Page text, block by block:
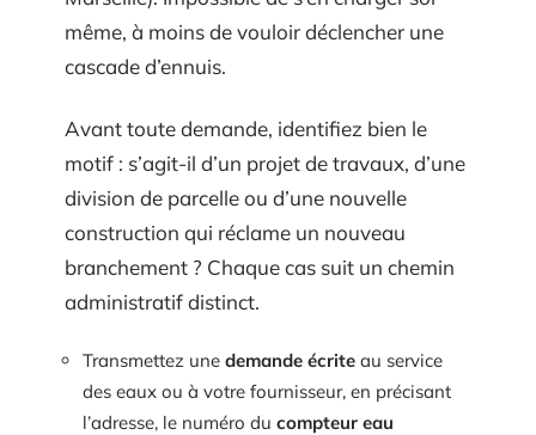
même, à moins de vouloir déclencher une
cascade d’ennuis.
Avant toute demande, identifiez bien le
motif : s’agit-il d’un projet de travaux, d’une
division de parcelle ou d’une nouvelle
construction qui réclame un nouveau
branchement ? Chaque cas suit un chemin
administratif distinct.
Transmettez une demande écrite au service
des eaux ou à votre fournisseur, en précisant
l’adresse, le numéro du compteur eau